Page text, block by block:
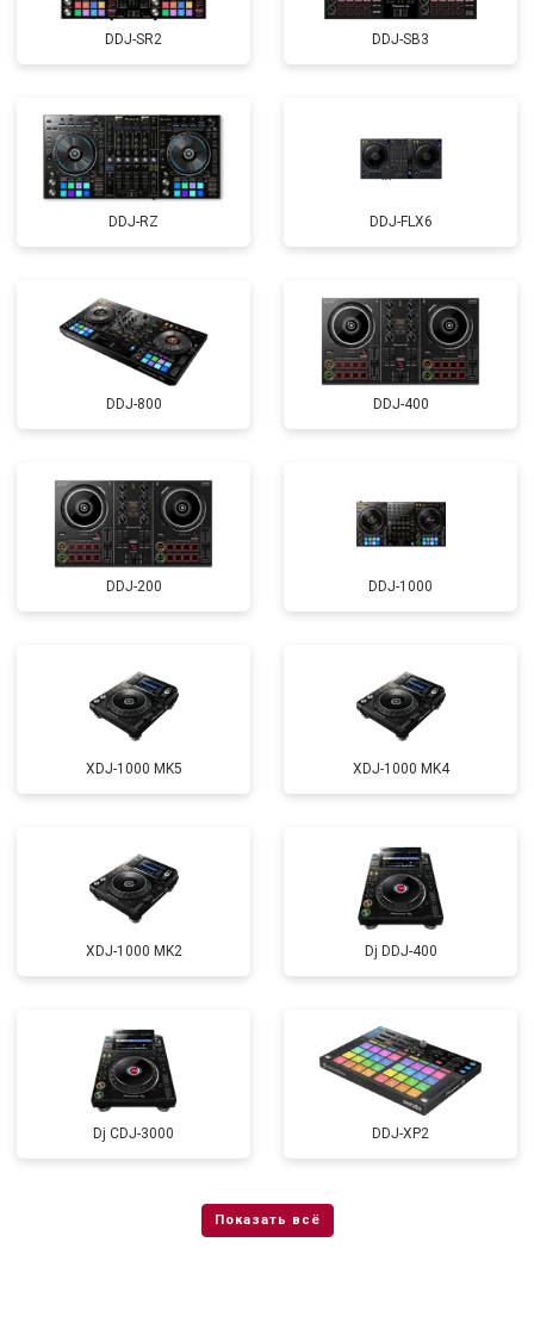
DDJ-SR2 DDJ-SB3
DDJ-RZ DDJ-FLX6
DDJ-800 DDJ-400
DDJ-200 DDJ-1000
XDJ-1000 MK5 XDJ-1000 MK4
XDJ-1000 MK2 Dj DDJ-400
Dj CDJ-3000 DDJ-XP2